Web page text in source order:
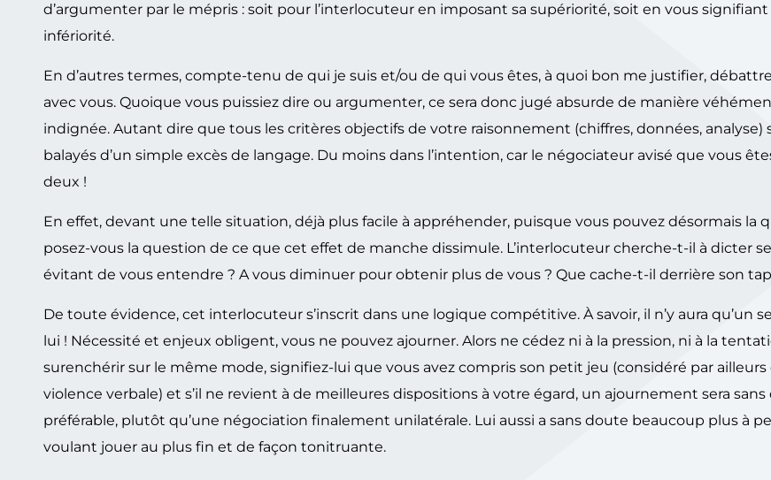
d’argumenter par le mépris : soit pour l’interlocuteur en imposant sa supériorité, soit en vous
infériorité.
En d’autres termes, compte-tenu de qui je suis et/ou de qui vous êtes, à quoi bon me justifier,
avec vous. Quoique vous puissiez dire ou argumenter, ce sera donc jugé absurde de manière
indignée. Autant dire que tous les critères objectifs de votre raisonnement (chiffres, données, analyse)
balayés d’un simple excès de langage. Du moins dans l’intention, car le négociateur avisé que vous
deux !
En effet, devant une telle situation, déjà plus facile à appréhender, puisque vous pouvez désormais la
posez-vous la question de ce que cet effet de manche dissimule. L’interlocuteur cherche-t-il à dicter
évitant de vous entendre ? A vous diminuer pour obtenir plus de vous ? Que cache-t-il derrière son
De toute évidence, cet interlocuteur s’inscrit dans une logique compétitive. À savoir, il n’y aura qu’un
lui ! Nécessité et enjeux obligent, vous ne pouvez ajourner. Alors ne cédez ni à la pression, ni à la
surenchérir sur le même mode, signifiez-lui que vous avez compris son petit jeu (considéré par
violence verbale) et s’il ne revient à de meilleures dispositions à votre égard, un ajournement sera
préférable, plutôt qu’une négociation finalement unilatérale. Lui aussi a sans doute beaucoup plus à
voulant jouer au plus fin et de façon tonitruante.